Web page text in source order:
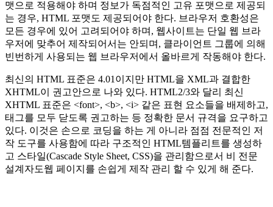
맷으로 적용해야 하며 정보가 독점적인 고유 포맷으로 제공되
는 경우, HTML 포맷도 제공되어야 한다. 브라우저 호환성은
모든 경우에 있어 고려되어야 하며, 웹사이트는 단일 웹 브라
우저에 맞추어 제작되어서는 안되며, 클라이언트 그룹에 의해
빈번하게 사용되는 웹 브라우저에서 올바르게 작동해야 한다.
최신의 HTML 표준은 4.01이지만 HTML을 XML과 결합한
XHTML이 권고안으로 나와 있다. HTML2/3와 달리 최신
XHTML 표준은 <font>, <b>, <i> 같은 표현 요소들을 배제하고,
태그를 모두 닫도록 권고하는 등 정확한 문서 규격을 요구하고
있다. 이것은 손으로 코딩을 하는 게 아니라 점점 전문적인 저
작 도구를 사용함에 따라 구조적인 HTML템플리트를 생성하
고 스타일(Cascade Style Sheet, CSS)을 관리함으로서 비 전문
설계자도웹 페이지를 손쉽게 제작 관리 할 수 있게 해 준다.